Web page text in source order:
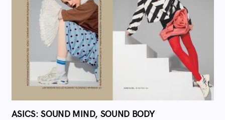
ASICS: SOUND MIND, SOUND BODY